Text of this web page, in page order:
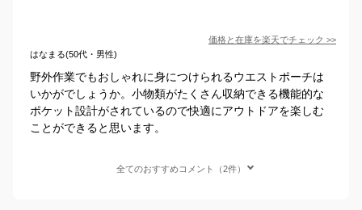
価格と在庫を楽天でチェック >>
はなまる(50代・男性)
野外作業でもおしゃれに身につけられるウエストポーチは
いかがでしょうか。小物類がたくさん収納できる機能的な
ポケット設計がされているので快適にアウトドアを楽しむ
ことができると思います。
全てのおすすめコメント（2件）